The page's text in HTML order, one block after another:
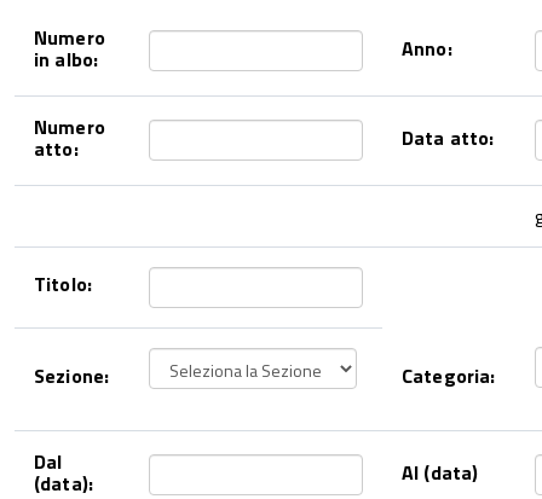
Numero
in albo: Anno:
Numero
atto: Data atto:
Titolo:
Sezione: Categoria:
Dal
(data): Al (data)